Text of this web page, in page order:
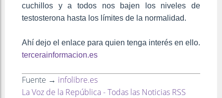
cuchillos y a todos nos bajen los niveles de
testosterona hasta los límites de la normalidad.
Ahí dejo el enlace para quien tenga interés en ello.
tercerainformacion.es
Fuente → infolibre.es
La Voz de la República - Todas las Noticias RSS